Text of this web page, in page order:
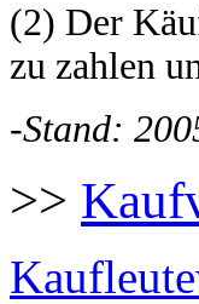
(2) Der
zu zahlen
-Stand:
>>